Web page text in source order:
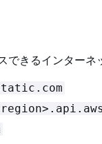
きるインターネ